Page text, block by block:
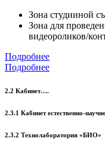
Зона студииной
Зона для
видеороликов/
Подробнее
Подробнее
2.2 Кабинет….
2.3.1 Кабинет естественно-
2.3.2 Технолаборатория «БИО»